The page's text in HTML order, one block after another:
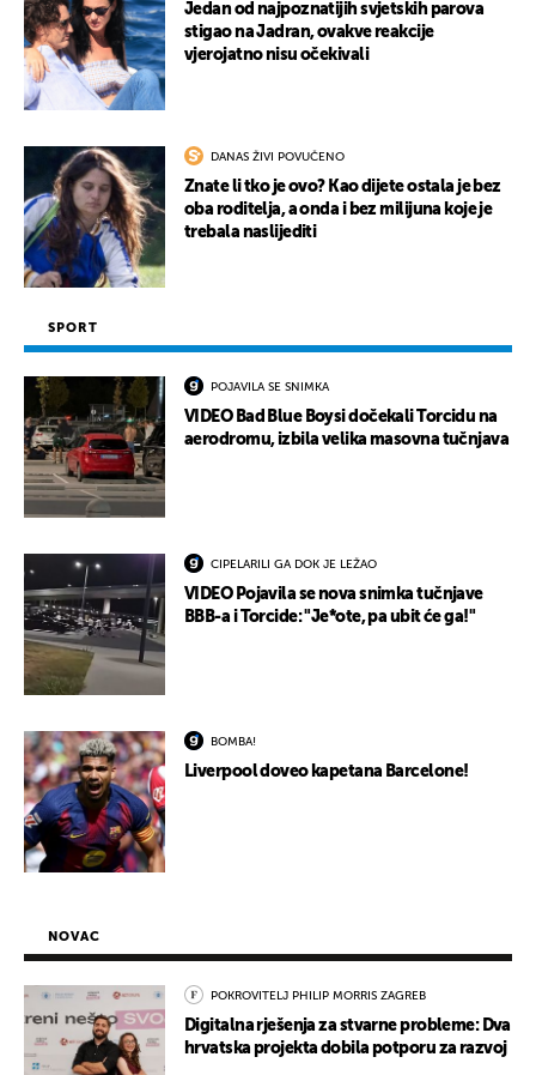
Jedan od najpoznatijih svjetskih parova
stigao na Jadran, ovakve reakcije
vjerojatno nisu očekivali
DANAS ŽIVI POVUČENO
Znate li tko je ovo? Kao dijete ostala je bez
oba roditelja, a onda i bez milijuna koje je
trebala naslijediti
SPORT
POJAVILA SE SNIMKA
VIDEO Bad Blue Boysi dočekali Torcidu na
aerodromu, izbila velika masovna tučnjava
CIPELARILI GA DOK JE LEŽAO
VIDEO Pojavila se nova snimka tučnjave
BBB-a i Torcide: "Je*ote, pa ubit će ga!"
BOMBA!
Liverpool doveo kapetana Barcelone!
NOVAC
POKROVITELJ PHILIP MORRIS ZAGREB
Digitalna rješenja za stvarne probleme: Dva
hrvatska projekta dobila potporu za razvoj